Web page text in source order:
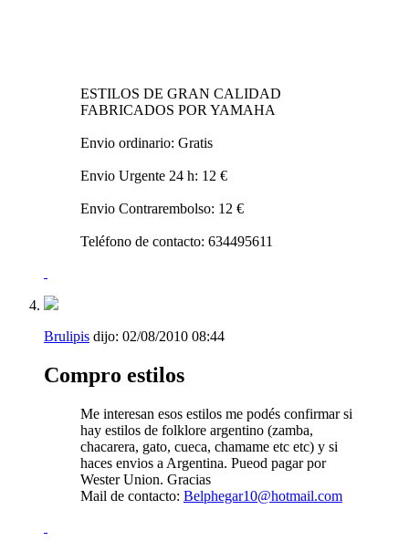
ESTILOS DE GRAN CALIDAD
FABRICADOS POR YAMAHA
Envio ordinario: Gratis
Envio Urgente 24 h: 12 €
Envio Contrarembolso: 12 €
Teléfono de contacto: 634495611
Brulipis dijo: 02/08/2010 08:44
Compro estilos
Me interesan esos estilos me podés confirmar si
hay estilos de folklore argentino (zamba,
chacarera, gato, cueca, chamame etc etc) y si
haces envios a Argentina. Pueod pagar por
Wester Union. Gracias
Mail de contacto: Belphegar10@hotmail.com